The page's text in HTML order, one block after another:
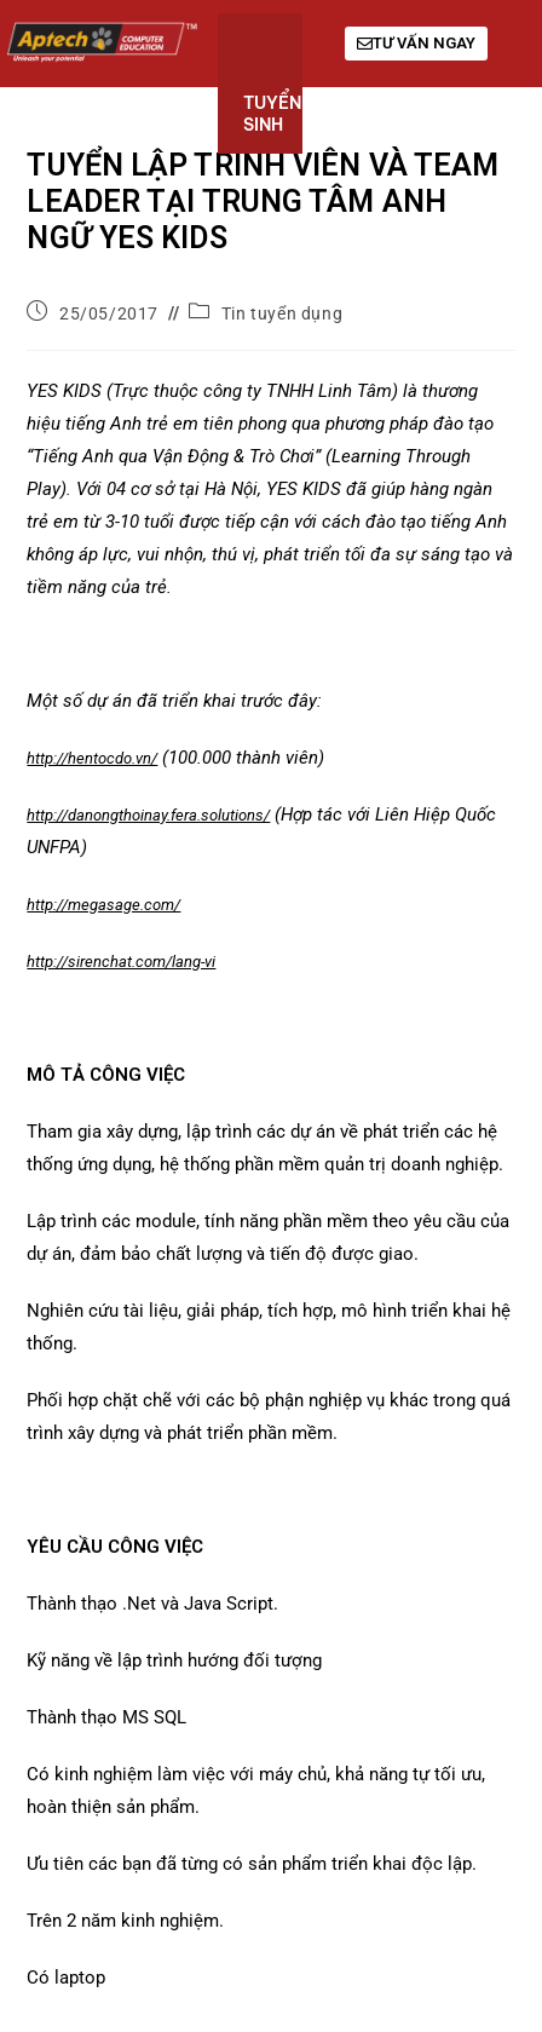
TUYỂN
SINH
TƯ VẤN NGAY
TUYỂN LẬP TRÌNH VIÊN VÀ TEAM
LEADER TẠI TRUNG TÂM ANH
NGỮ YES KIDS
25/05/2017 Tin tuyển dụng
YES KIDS (Trực thuộc công ty TNHH Linh Tâm) là thương
hiệu tiếng Anh trẻ em tiên phong qua phương pháp đào tạo
“Tiếng Anh qua Vận Động & Trò Chơi” (Learning Through
Play). Với 04 cơ sở tại Hà Nội, YES KIDS đã giúp hàng ngàn
trẻ em từ 3-10 tuổi được tiếp cận với cách đào tạo tiếng Anh
không áp lực, vui nhộn, thú vị, phát triển tối đa sự sáng tạo và
tiềm năng của trẻ.
Một số dự án đã triển khai trước đây:
http://hentocdo.vn/(100.000 thành viên)
http://danongthoinay.fera.solutions/(Hợp tác với Liên Hiệp Quốc
UNFPA)
http://megasage.com/
http://sirenchat.com/lang-vi
MÔ TẢ CÔNG VIỆC
Tham gia xây dựng, lập trình các dự án về phát triển các hệ
thống ứng dụng, hệ thống phần mềm quản trị doanh nghiệp.
Lập trình các module, tính năng phần mềm theo yêu cầu của
dự án, đảm bảo chất lượng và tiến độ được giao.
Nghiên cứu tài liệu, giải pháp, tích hợp, mô hình triển khai hệ
thống.
Phối hợp chặt chẽ với các bộ phận nghiệp vụ khác trong quá
trình xây dựng và phát triển phần mềm.
YÊU CẦU CÔNG VIỆC
Thành thạo .Net và Java Script.
Kỹ năng về lập trình hướng đối tượng
Thành thạo MS SQL
Có kinh nghiệm làm việc với máy chủ, khả năng tự tối ưu,
hoàn thiện sản phẩm.
Ưu tiên các bạn đã từng có sản phẩm triển khai độc lập.
Trên 2 năm kinh nghiệm.
Có laptop